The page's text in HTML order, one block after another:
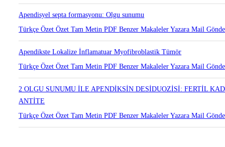
Apendisyel septa formasyonu: Olgu sunumu
Türkçe ÖzetÖzetTam MetinPDFBenzer MakalelerYazara Mail
Apendikste Lokalize İnflamatuar Myofibroblastik Tümör
Türkçe ÖzetÖzetTam MetinPDFBenzer MakalelerYazara Mail
2 OLGU SUNUMU İLE APENDİKSİN DESİDUOZİSİ: FERTİL
ANTİTE
Türkçe ÖzetÖzetTam MetinPDFBenzer MakalelerYazara Mail